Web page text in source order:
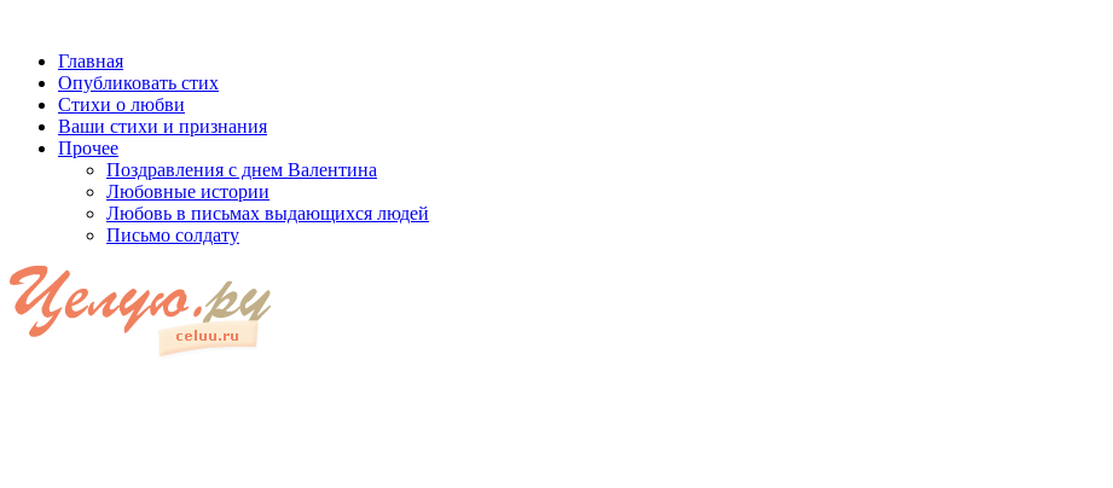
Главная
Опубликовать стих
Стихи о любви
Ваши стихи и признания
Прочее
Поздравления с днем Валентина
Любовные истории
Любовь в письмах выдающихся людей
Письмо солдату